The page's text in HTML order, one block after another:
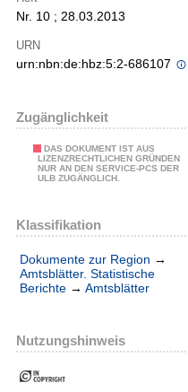
Nr. 10 ; 28.03.2013
URN
urn:nbn:de:hbz:5:2-686107
Zugänglichkeit
DAS DOKUMENT IST AUS
LIZENZRECHTLICHEN GRÜNDEN
NUR AN DEN SERVICE-PCS DER
ULB ZUGÄNGLICH.
Klassifikation
Dokumente zur Region →
Amtsblätter. Statistische
Berichte → Amtsblätter
Nutzungshinweis